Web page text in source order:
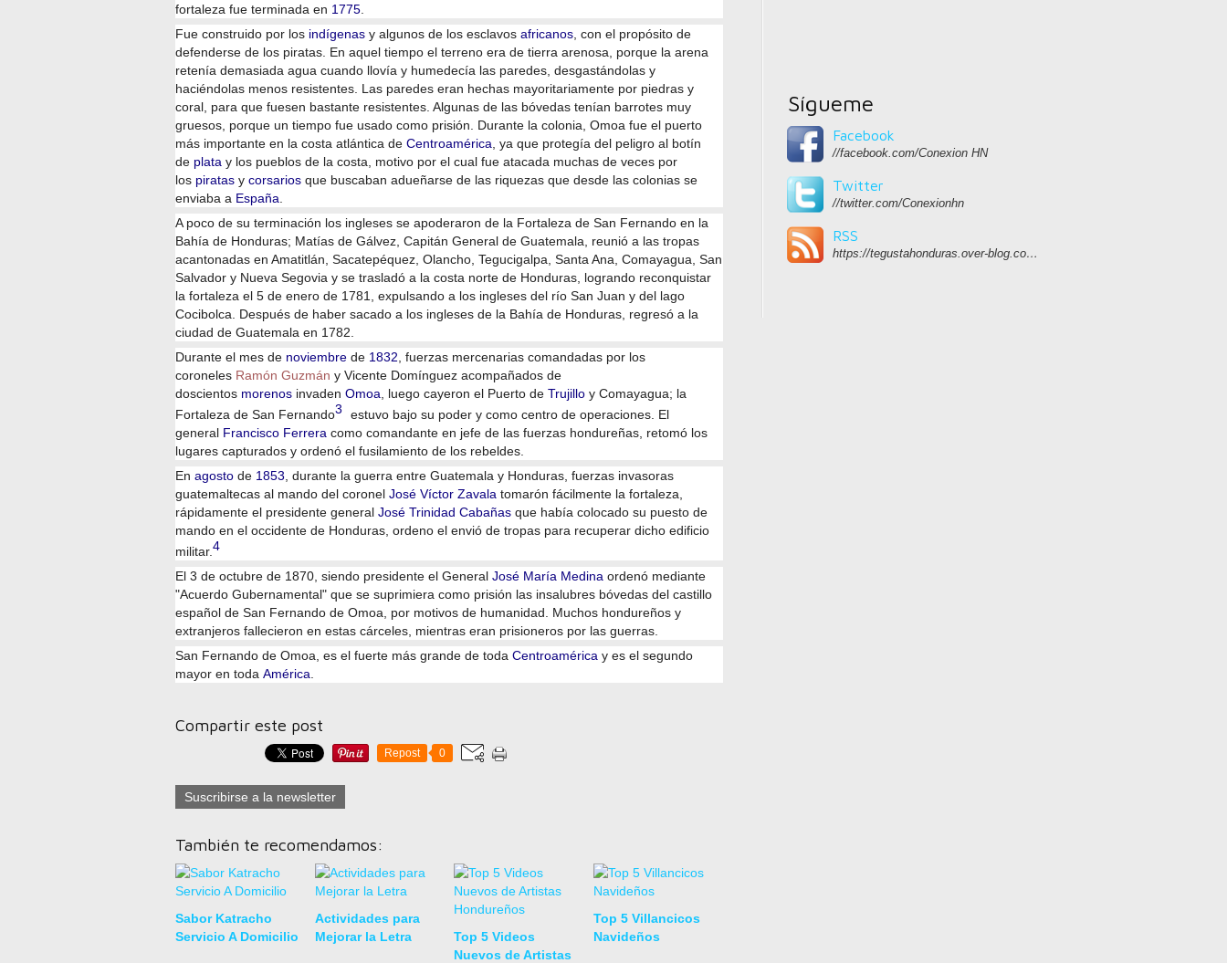
fortaleza fue terminada en 1775.
Fue construido por los indígenas y algunos de los esclavos africanos, con el propósito de
defenderse de los piratas. En aquel tiempo el terreno era de tierra arenosa, porque la arena
retenía demasiada agua cuando llovía y humedecía las paredes, desgastándolas y
haciéndolas menos resistentes. Las paredes eran hechas mayoritariamente por piedras y
coral, para que fuesen bastante resistentes. Algunas de las bóvedas tenían barrotes muy
gruesos, porque un tiempo fue usado como prisión. Durante la colonia, Omoa fue el puerto
más importante en la costa atlántica de Centroamérica, ya que protegía del peligro al botín
de plata y los pueblos de la costa, motivo por el cual fue atacada muchas de veces por
los piratas y corsarios que buscaban adueñarse de las riquezas que desde las colonias se
enviaba a España.
A poco de su terminación los ingleses se apoderaron de la Fortaleza de San Fernando en la
Bahía de Honduras; Matías de Gálvez, Capitán General de Guatemala, reunió a las tropas
acantonadas en Amatitlán, Sacatepéquez, Olancho, Tegucigalpa, Santa Ana, Comayagua, San
Salvador y Nueva Segovia y se trasladó a la costa norte de Honduras, logrando reconquistar
la fortaleza el 5 de enero de 1781, expulsando a los ingleses del río San Juan y del lago
Cocibolca. Después de haber sacado a los ingleses de la Bahía de Honduras, regresó a la
ciudad de Guatemala en 1782.
Durante el mes de noviembre de 1832, fuerzas mercenarias comandadas por los
coroneles Ramón Guzmán y Vicente Domínguez acompañados de
doscientos morenos invaden Omoa, luego cayeron el Puerto de Trujillo y Comayagua; la
Fortaleza de San Fernando3
​ estuvo bajo su poder y como centro de operaciones. El
general Francisco Ferrera como comandante en jefe de las fuerzas hondureñas, retomó los
lugares capturados y ordenó el fusilamiento de los rebeldes.
En agosto de 1853 , durante la guerra entre Guatemala y Honduras, fuerzas invasoras
guatemaltecas al mando del coronel José Víctor Zavala tomarón fácilmente la fortaleza,
rápidamente el presidente general José Trinidad Cabañas que había colocado su puesto de
mando en el occidente de Honduras, ordeno el envió de tropas para recuperar dicho edificio
militar.4
El 3 de octubre de 1870, siendo presidente el General José María Medina ordenó mediante
"Acuerdo Gubernamental" que se suprimiera como prisión las insalubres bóvedas del castillo
español de San Fernando de Omoa, por motivos de humanidad. Muchos hondureños y
extranjeros fallecieron en estas cárceles, mientras eran prisioneros por las guerras.
San Fernando de Omoa, es el fuerte más grande de toda Centroamérica y es el segundo
mayor en toda América
Compartir este post
Repost 0
Suscribirse a la newsletter
También te recomendamos:
Sabor Katracho
Servicio A Domicilio
Actividades para
Mejorar la Letra
Top 5 Videos
Nuevos de Artistas
Top 5 Villancicos
Navideños
Sígueme
Facebook
//facebook.com/Conexion HN
Twitter
//twitter.com/Conexionhn
RSS
https://tegustahonduras.over-blog.com/rss